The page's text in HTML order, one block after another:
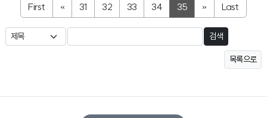
First « 31 32 33 34 35 » Last
검색
목록으로